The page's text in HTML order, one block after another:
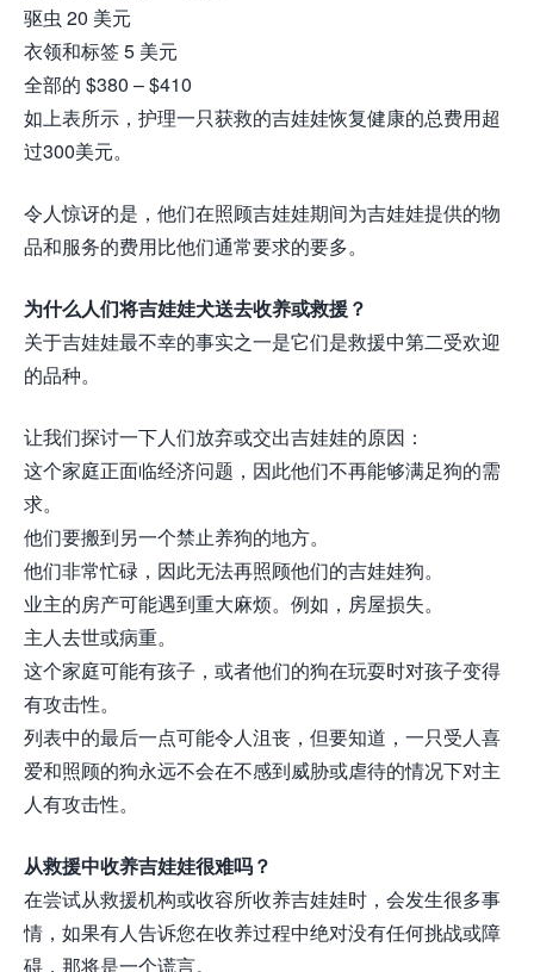
驱虫 20 美元
衣领和标签 5 美元
全部的 $380 – $410
如上表所示，护理一只获救的吉娃娃恢复健康的总费用超
过300美元。
令人惊讶的是，他们在照顾吉娃娃期间为吉娃娃提供的物
品和服务的费用比他们通常要求的要多。
为什么人们将吉娃娃犬送去收养或救援？
关于吉娃娃最不幸的事实之一是它们是救援中第二受欢迎
的品种。
让我们探讨一下人们放弃或交出吉娃娃的原因：
这个家庭正面临经济问题，因此他们不再能够满足狗的需
求。
他们要搬到另一个禁止养狗的地方。
他们非常忙碌，因此无法再照顾他们的吉娃娃狗。
业主的房产可能遇到重大麻烦。例如，房屋损失。
主人去世或病重。
这个家庭可能有孩子，或者他们的狗在玩耍时对孩子变得
有攻击性。
列表中的最后一点可能令人沮丧，但要知道，一只受人喜
爱和照顾的狗永远不会在不感到威胁或虐待的情况下对主
人有攻击性。
从救援中收养吉娃娃很难吗？
在尝试从救援机构或收容所收养吉娃娃时，会发生很多事
情，如果有人告诉您在收养过程中绝对没有任何挑战或障
碍，那将是一个谎言。